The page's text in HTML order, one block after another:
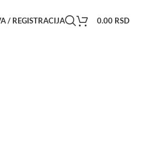
/ REGISTRACIJA 0.00 RSD